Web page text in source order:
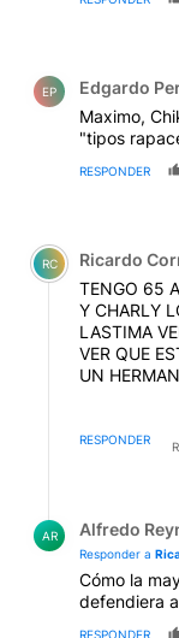
EP Edgardo
Maximo,
"tipos
RESPONDER
Comentario de
RC Ricardo
TENGO 65
Y CHARLY
LASTIMA
VER QUE
UN
SEGUIR
VOS INDIO,
PORQUE
ESTAN
RESPONDER
AR Alfredo
Responder a
Cómo la
defendiera
RESPONDER